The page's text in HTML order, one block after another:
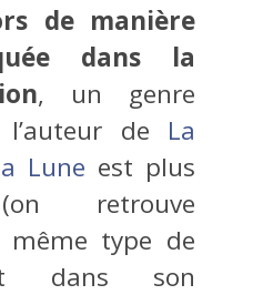
de manière
dans la
, un genre
de La
Lune est plus
retrouve
même type de
dans son